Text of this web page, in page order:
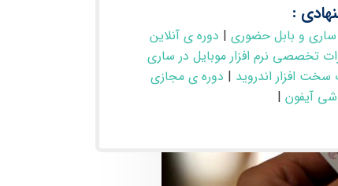
:
ساری و بابل حضوری | دوره ی آنلاین
تخصصی نرم افزار موبایل در ساری
سخت افزار اندروید | دوره ی مجازی
آیفون |